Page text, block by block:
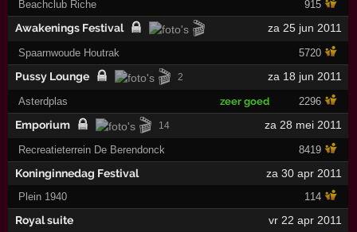
Beachclub Riche 915
Awakenings Festival 🎬 za 25 jun 2011
Spaarnwoude Houtrak 5720
Pussy Lounge 🎬 2 za 18 jun 2011
Asterdplas zeer goed 2296
Emporium 🎬 14 za 28 mei 2011
Recreatieterrein De Berendonck 8419
Koninginnedag Festival za 30 apr 2011
Plein 1940 114
Royal suite vr 22 apr 2011